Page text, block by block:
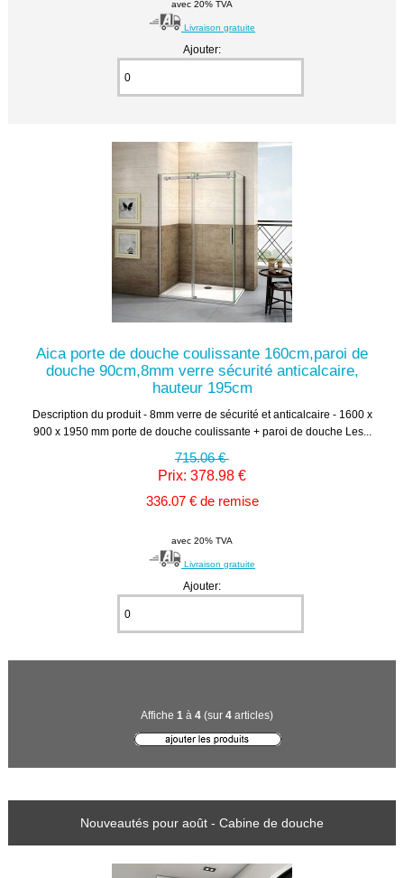
avec 20% TVA
Livraison gratuite
Ajouter:
Aica porte de douche coulissante 160cm,paroi de
douche 90cm,8mm verre sécurité anticalcaire,
hauteur 195cm
Description du produit - 8mm verre de sécurité et anticalcaire - 1600 x
900 x 1950 mm porte de douche coulissante + paroi de douche Les...
715.06 €
Prix: 378.98 €
336.07 € de remise
avec 20% TVA
Livraison gratuite
Ajouter:
Affiche 1 à 4(sur 4articles)
Nouveautés pour août - Cabine de douche